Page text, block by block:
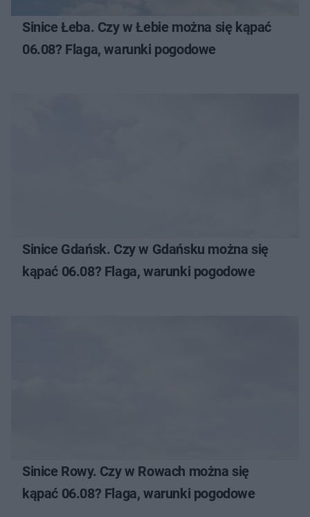
Sinice Łeba. Czy w Łebie można się kąpać
06.08? Flaga, warunki pogodowe
Sinice Gdańsk. Czy w Gdańsku można się
kąpać 06.08? Flaga, warunki pogodowe
Sinice Rowy. Czy w Rowach można się
kąpać 06.08? Flaga, warunki pogodowe